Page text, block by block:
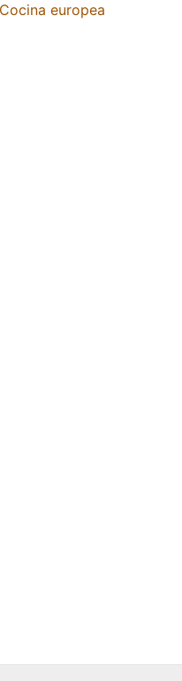
Cocina europea